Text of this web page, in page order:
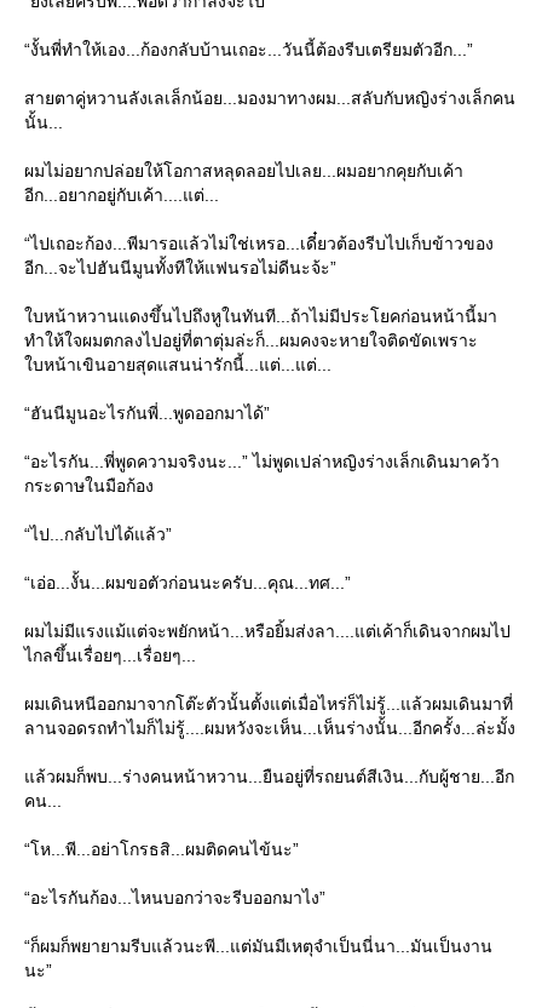
“งั้นพี่ทำให้เอง...ก้องกลับบ้านเถอะ...วันนี้ต้องรีบเตรียมตัวอีก...”
สายตาคู่หวานลังเลเล็กน้อย...มองมาทางผม...สลับกับหญิงร่างเล็กคน
นั้น...
ผมไม่อยากปล่อยให้โอกาสหลุดลอยไปเลย...ผมอยากคุยกับเค้า
อีก...อยากอยู่กับเค้า....แต่...
“ไปเถอะก้อง...พีมารอแล้วไม่ใช่เหรอ...เดี๋ยวต้องรีบไปเก็บข้าวของ
อีก...จะไปฮันนีมูนทั้งทีให้แฟนรอไม่ดีนะจ้ะ”
บหน้าหวานแดงขึ้นไปถึงหูในทันที...ถ้าไม่มีประโยคก่อนหน้านี้มา
ทำให้ใจผมตกลงไปอยู่ที่ตาตุ่มล่ะก็...ผมคงจะหายใจติดขัดเพราะ
บหน้าเขินอายสุดแสนน่ารักนี้...แต่...แต่...
“ฮันนีมูนอะไรกันพี่...พูดออกมาได้”
“อะไรกัน...พี่พูดความจริงนะ...” ไม่พูดเปล่าหญิงร่างเล็กเดินมาคว้า
กระดาษในมือก้อง
“ไป...กลับไปได้แล้ว”
“เอ่อ...งั้น...ผมขอตัวก่อนนะครับ...คุณ...ทศ...”
ผมไม่มีแรงแม้แต่จะพยักหน้า...หรือยิ้มส่งลา....แต่เค้าก็เดินจากผมไป
ไกลขึ้นเรื่อยๆ...เรื่อยๆ...
ผมเดินหนีออกมาจากโต๊ะตัวนั้นตั้งแต่เมื่อไหร่ก็ไม่รู้...แล้วผมเดินมาที่
ลานจอดรถทำไมก็ไม่รู้....ผมหวังจะเห็น...เห็นร่างนั้น...อีกครั้ง...ล่ะมั้ง
ล้วผมก็พบ...ร่างคนหน้าหวาน...ยืนอยู่ที่รถยนต์สีเงิน...กับผู้ชาย...อีก
คน...
“โห...พี...อย่าโกรธสิ...ผมติดคนไข้นะ”
“อะไรกันก้อง...ไหนบอกว่าจะรีบออกมาไง”
“ก็ผมก็พยายามรีบแล้วนะพี...แต่มันมีเหตุจำเป็นนี่นา...มันเป็นงาน
นะ”